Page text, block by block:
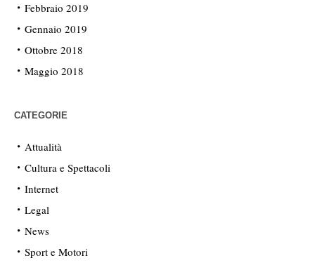
Febbraio 2019
Gennaio 2019
Ottobre 2018
Maggio 2018
CATEGORIE
Attualità
Cultura e Spettacoli
Internet
Legal
News
Sport e Motori